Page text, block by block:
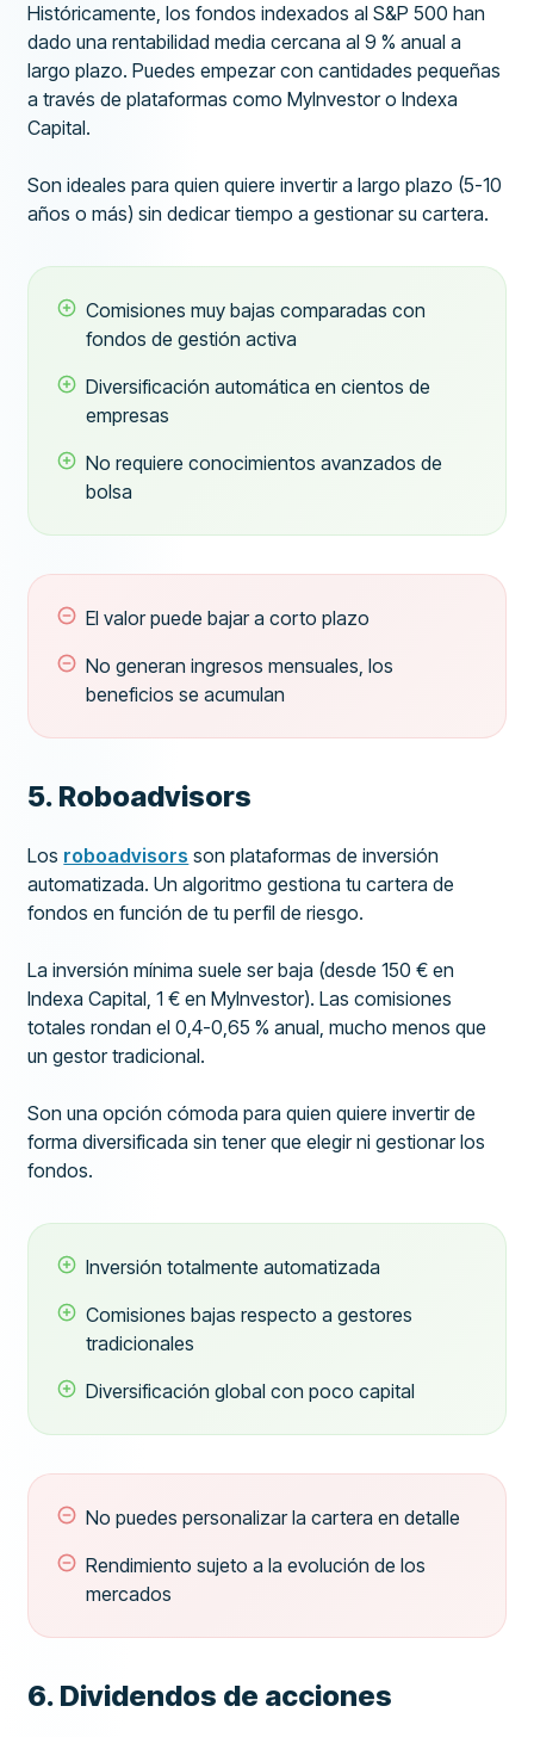
Históricamente, los fondos indexados al S&P 500 han
dado una rentabilidad media cercana al 9 % anual a
largo plazo. Puedes empezar con cantidades pequeñas
a través de plataformas como MyInvestor o Indexa
Capital.
Son ideales para quien quiere invertir a largo plazo (5-10
años o más) sin dedicar tiempo a gestionar su cartera.
Comisiones muy bajas comparadas con
fondos de gestión activa
Diversificación automática en cientos de
empresas
No requiere conocimientos avanzados de
bolsa
El valor puede bajar a corto plazo
No generan ingresos mensuales, los
beneficios se acumulan
5. Roboadvisors
Los roboadvisors son plataformas de inversión
automatizada. Un algoritmo gestiona tu cartera de
fondos en función de tu perfil de riesgo.
La inversión mínima suele ser baja (desde 150 € en
Indexa Capital, 1 € en MyInvestor). Las comisiones
totales rondan el 0,4-0,65 % anual, mucho menos que
un gestor tradicional.
Son una opción cómoda para quien quiere invertir de
forma diversificada sin tener que elegir ni gestionar los
fondos.
Inversión totalmente automatizada
Comisiones bajas respecto a gestores
tradicionales
Diversificación global con poco capital
No puedes personalizar la cartera en detalle
Rendimiento sujeto a la evolución de los
mercados
6. Dividendos de acciones